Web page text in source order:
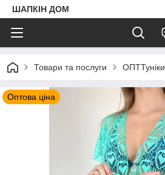
ШАПКIН ДОМ
Товари та послуги ОПТТуніки
Оптова ціна